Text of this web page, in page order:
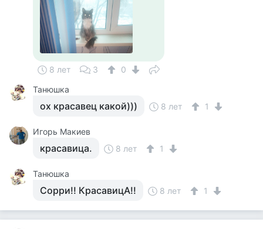
8 лет 3
0
Танюшка
ох красавец какой))) 8 лет 1
Игорь Макиев
красавица. 8 лет 1
Танюшка
Сорри!! КрасавицА!! 8 лет 1